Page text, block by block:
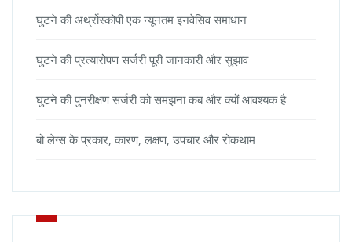
घुटने की अर्थ्रोस्कोपी एक न्यूनतम इनवेसिव समाधान
घुटने की प्रत्यारोपण सर्जरी पूरी जानकारी और सुझाव
घुटने की पुनरीक्षण सर्जरी को समझना कब और क्यों आवश्यक है
बो लेग्स के प्रकार, कारण, लक्षण, उपचार और रोकथाम